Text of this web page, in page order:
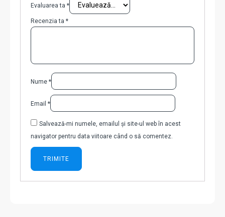
Evaluarea ta *
Recenzia ta *
Nume *
Email *
Salvează-mi numele, emailul și site-ul web în acest
navigator pentru data viitoare când o să comentez.